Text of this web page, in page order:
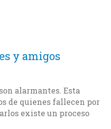
y amigos
alarmantes. Esta
de quienes fallecen por
existe un proceso